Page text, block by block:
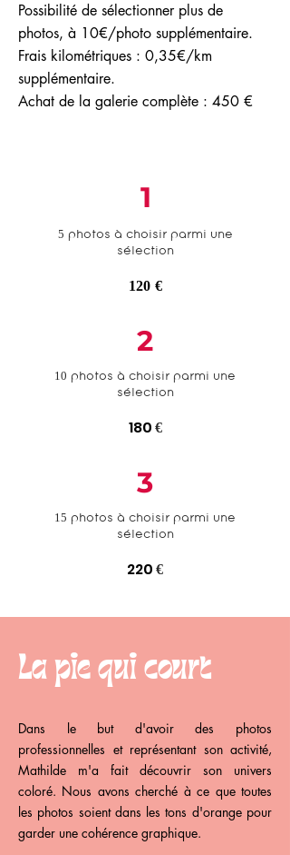
Possibilité de sélectionner plus de
photos, à 10€/photo supplémentaire.
Frais kilométriques : 0,35€/km
supplémentaire.
Achat de la galerie complète : 450 €
1
5 photos à choisir parmi une
sélection
120 €
2
10 photos à choisir parmi une
sélection
180€
3
15 photos à choisir parmi une
sélection
220€
La pie qui court
Dans le but d'avoir des photos
professionnelles et représentant son activité,
Mathilde m'a fait découvrir son univers
coloré. Nous avons cherché à ce que toutes
les photos soient dans les tons d'orange pour
garder une cohérence graphique.